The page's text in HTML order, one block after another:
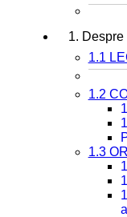
1.
1.1
1.2
1.3